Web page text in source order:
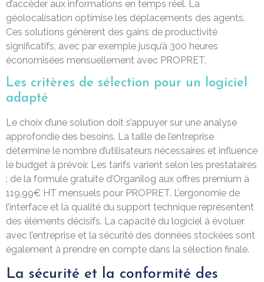
d’accéder aux informations en temps réel. La
géolocalisation optimise les déplacements des agents.
Ces solutions génèrent des gains de productivité
significatifs, avec par exemple jusqu’à 300 heures
économisées mensuellement avec PROPRET.
Les critères de sélection pour un logiciel
adapté
Le choix d’une solution doit s’appuyer sur une analyse
approfondie des besoins. La taille de l’entreprise
détermine le nombre d’utilisateurs nécessaires et influence
le budget à prévoir. Les tarifs varient selon les prestataires
: de la formule gratuite d’Organilog aux offres premium à
119,99€ HT mensuels pour PROPRET. L’ergonomie de
l’interface et la qualité du support technique représentent
des éléments décisifs. La capacité du logiciel à évoluer
avec l’entreprise et la sécurité des données stockées sont
également à prendre en compte dans la sélection finale.
La sécurité et la conformité des